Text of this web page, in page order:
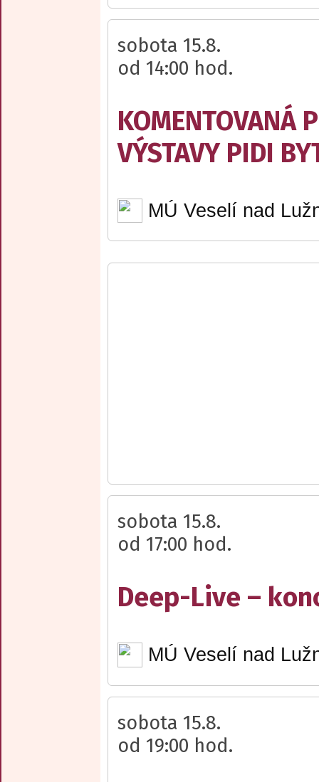
sobota 15.8.
od 14:00 hod.
KOMENTOVANÁ
VÝSTAVY PIDI
MÚ Veselí nad
sobota 15.8.
od 17:00 hod.
Deep-Live –
MÚ Veselí nad
sobota 15.8.
od 19:00 hod.